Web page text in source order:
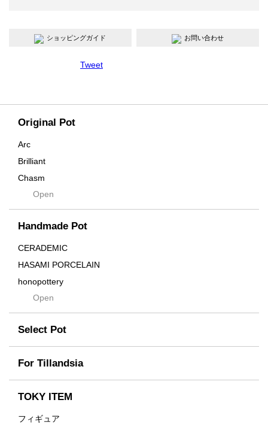
Original Pot
Arc
Brilliant
Chasm
Contra
Cream
Crown
Distortion
Drop
DUNE
Flames
For
Former
Fused
Earth
emeth
Enhance
Open
Handmade Pot
CERADEMIC
HASAMI PORCELAIN
honopottery
nocturne
tamanhayat
TETSUYA OZAWA
Scratch
Takehiro Ito
Yuya Iha
Open
Select Pot
For Tillandsia
TOKY ITEM
フィギュア
ショッピングガイド お問い合わせ
Tweet